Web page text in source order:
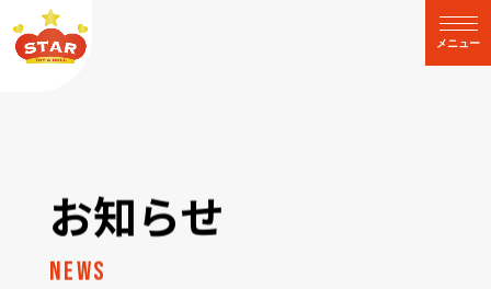
メニュー
閉じる
お知らせ
News